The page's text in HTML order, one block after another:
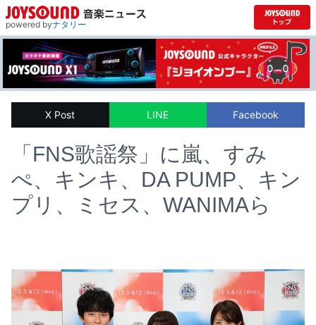
powered byナタリー
X Post LINE Facebook
「FNS歌謡祭」に嵐、すみ
ぺ、キンキ、DA PUMP、キン
プリ、ミセス、WANIMAら